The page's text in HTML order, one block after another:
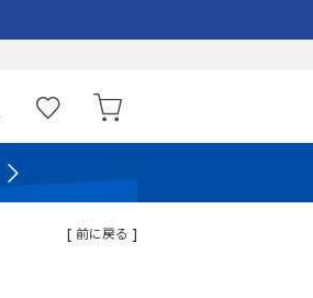
[ 前に戻る ]